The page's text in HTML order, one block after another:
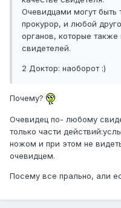
Очевидцами могут быть
прокурор, и любой
органов, которые
свидетелей.
2 Доктор: наоборот :)
Почему?
Очевидец по- любому
только части
ножом и при этом не
очевидцем.
Посему все прально, али